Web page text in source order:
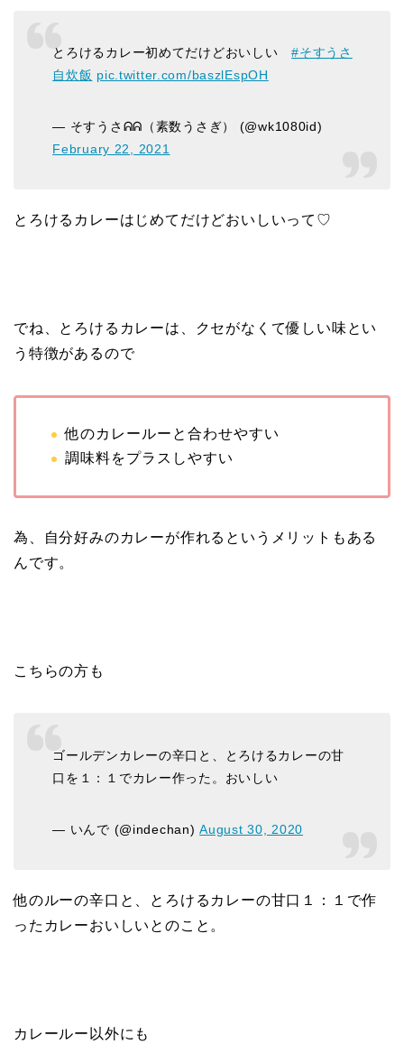
とろけるカレー初めてだけどおいしい#そすうさ
自炊飯 pic.twitter.com/baszlEspOH
— そすうさᕱᕱ（素数うさぎ） (@wk1080id)
February 22, 2021
とろけるカレーはじめてだけどおいしいって♡
でね、とろけるカレーは、クセがなくて優しい味とい
う特徴があるので
他のカレールーと合わせやすい
調味料をプラスしやすい
為、自分好みのカレーが作れるというメリットもある
んです。
こちらの方も
ゴールデンカレーの辛口と、とろけるカレーの甘
口を１：１でカレー作った。おいしい
— いんで (@indechan)August 30, 2020
他のルーの辛口と、とろけるカレーの甘口１：１で作
ったカレーおいしいとのこと。
カレールー以外にも